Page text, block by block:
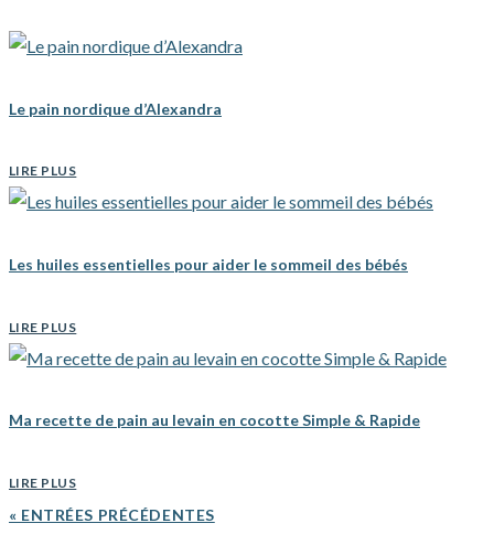
Le pain nordique d’Alexandra
LIRE PLUS
Les huiles essentielles pour aider le sommeil des bébés
LIRE PLUS
Ma recette de pain au levain en cocotte Simple & Rapide
LIRE PLUS
« ENTRÉES PRÉCÉDENTES